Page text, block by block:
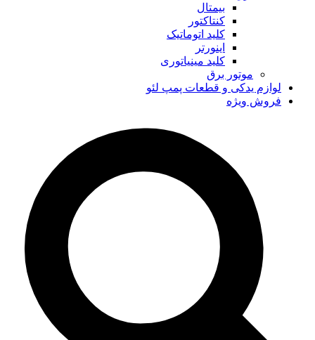
بیمتال
کنتاکتور
کلید اتوماتیک
اینورتر
کلید مینیاتوری
موتور برق
لوازم یدکی و قطعات پمپ لئو
فروش ویژه